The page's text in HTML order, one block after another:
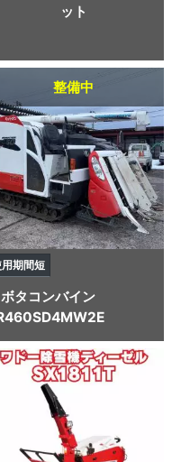
ット
整備中
期間短
タ コンバイン